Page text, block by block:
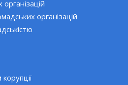
організацій